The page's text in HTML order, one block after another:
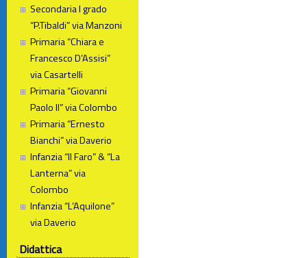
Secondaria I grado
“P.Tibaldi” via Manzoni
Primaria “Chiara e
Francesco D’Assisi”
via Casartelli
Primaria “Giovanni
Paolo II” via Colombo
Primaria “Ernesto
Bianchi” via Daverio
Infanzia “Il Faro” & “La
Lanterna” via
Colombo
Infanzia “L’Aquilone”
via Daverio
Didattica